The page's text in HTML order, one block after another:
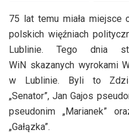
75 lat temu miała miejsce
polskich więźniach
Lublinie. Tego dnia
WiN skazanych wyrokami
w Lublinie. Byli to
„Senator”, Jan Gajos
pseudonim „Marianek”
„Gałązka”.